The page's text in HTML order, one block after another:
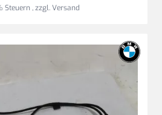
Steuern,zzgl.Versand